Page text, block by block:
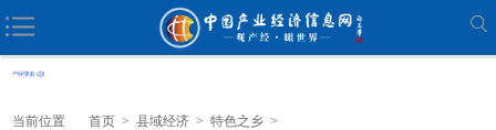
当前位置 首页 > 县域经济 > 特色之乡 >